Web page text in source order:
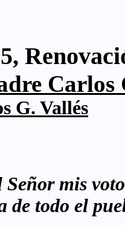
Carlos
G. Vallés
mis
de todo el